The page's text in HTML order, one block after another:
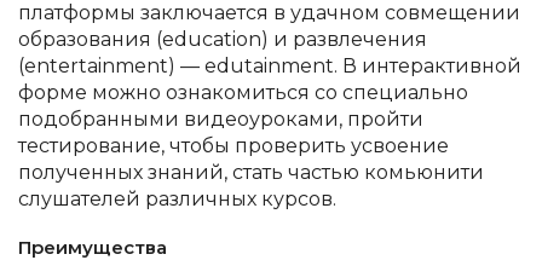
платформы заключается в удачном совмещении
образования (education) и развлечения
(entertainment) — edutainment. В интерактивной
форме можно ознакомиться со специально
подобранными видеоуроками, пройти
тестирование, чтобы проверить усвоение
полученных знаний, стать частью комьюнити
слушателей различных курсов.
Преимущества